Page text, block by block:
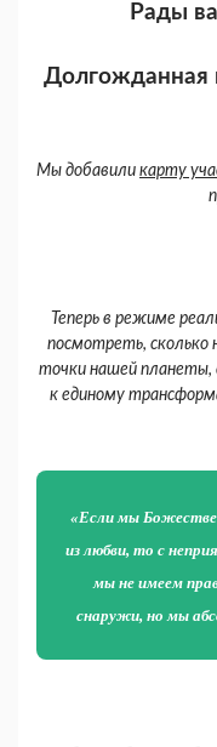
Рады
Долгожданная
Мы добавили карту
Теперь в режиме
посмотреть, сколько
точки нашей планеты,
к единому
«Если мы
из любви, то с
мы не имеем
снаружи, но мы